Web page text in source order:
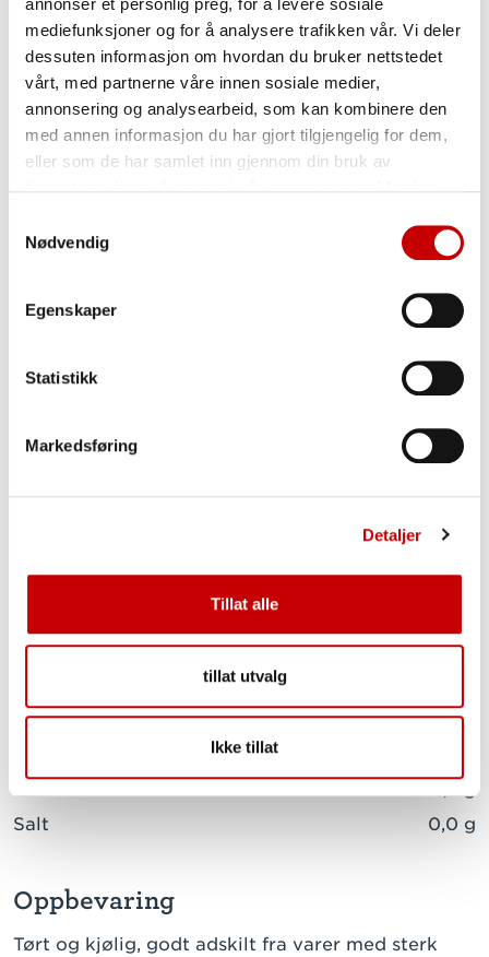
mediefunksjoner og for å analysere trafikken vår. Vi deler
dessuten informasjon om hvordan du bruker nettstedet
vårt, med partnerne våre innen sosiale medier,
annonsering og analysearbeid, som kan kombinere den
med annen informasjon du har gjort tilgjengelig for dem,
eller som de har samlet inn gjennom din bruk av
Nødvendig
Egenskaper
Statistikk
Markedsføring
Detaljer
Tillat alle
tillat utvalg
Ikke tillat
6
Stek pizzaen på høyest mulig varme i en
stekeovn eller pizzaovn. Jo høyere varme,
desto kortere steketid.
Ingredienser
Næringsinnhold pr. 100g
Energi
1442 kJ / 340 kcal
0,5 g
enumettede fettsyrer
0,2 g
flerumettede fettsyrer
Karbohydrater
66,0 g
sukkerarter
0,3 g
Salt
0,0 g
Oppbevaring
Tørt og kjølig, godt adskilt fra varer med sterk